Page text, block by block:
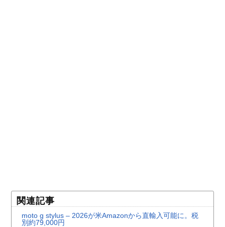
関連記事
moto g stylus – 2026が米Amazonから直輸入可能に。税
別約79,000円